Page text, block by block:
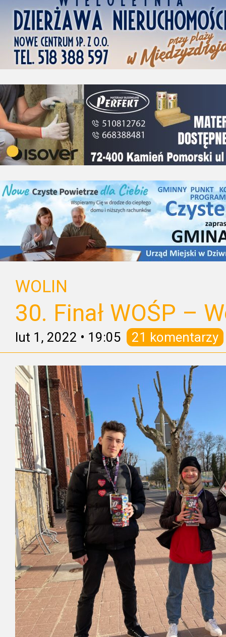
WOLIN
30. Finał WOŚP –
lut 1, 2022 • 19:05 21 komentarzy